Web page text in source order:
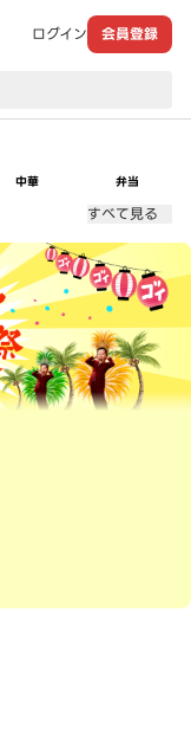
ログイン 会員登録
中華 弁当
すべて見る